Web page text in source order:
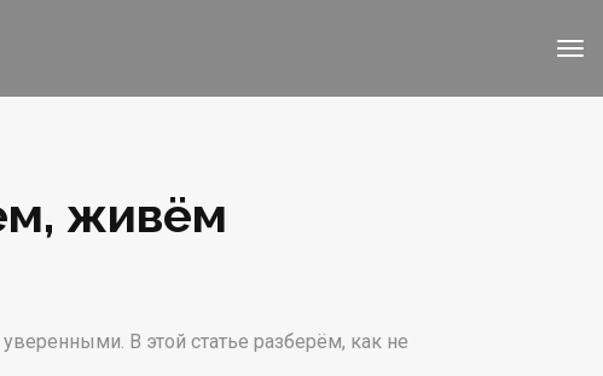
живём
В этой статье разберём, как не